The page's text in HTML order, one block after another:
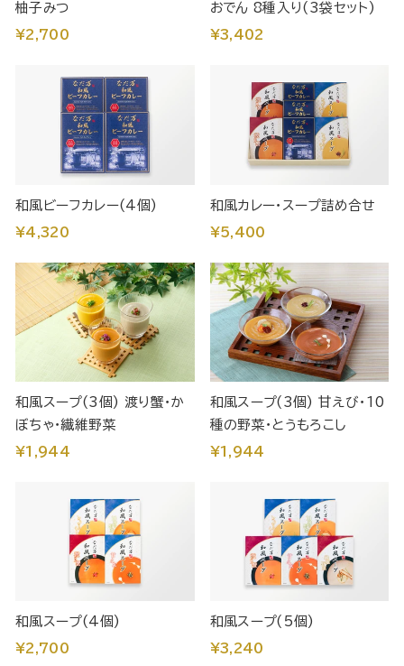
柚子みつ
¥2,700
おでん 8種入り(3袋セット)
¥3,402
和風ビーフカレー(4個)
¥4,320
和風カレー・スープ詰め合せ
¥5,400
和風スープ(3個) 渡り蟹・か
ぼちゃ・繊維野菜
¥1,944
和風スープ(3個) 甘えび・10
種の野菜・とうもろこし
¥1,944
和風スープ(4個)
¥2,700
和風スープ(5個)
¥3,240